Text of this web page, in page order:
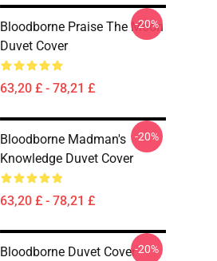
Bloodborne Praise The Moon
Duvet Cover
63,20 £ - 78,21 £
-20%
Bloodborne Madman's
Knowledge Duvet Cover
63,20 £ - 78,21 £
-20%
Bloodborne Duvet Cover-20%